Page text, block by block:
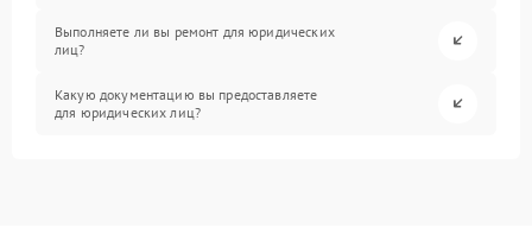
Выполняете ли вы ремонт для юридических
лиц?
Какую документацию вы предоставляете
для юридических лиц?